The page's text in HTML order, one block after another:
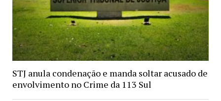
STJ anula condenação e manda soltar acusado de
envolvimento no Crime da 113 Sul